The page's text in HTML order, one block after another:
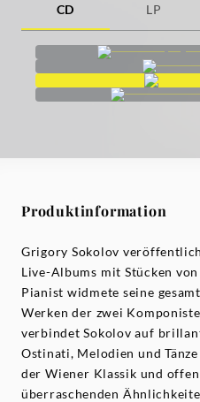
CD LP
Produktinformation
Grigory Sokolov
Live-Albums mit Stücken
Pianist widmete seine
Werken der zwei
verbindet Sokolov auf
Ostinati, Melodien und
der Wiener Klassik und
überraschenden